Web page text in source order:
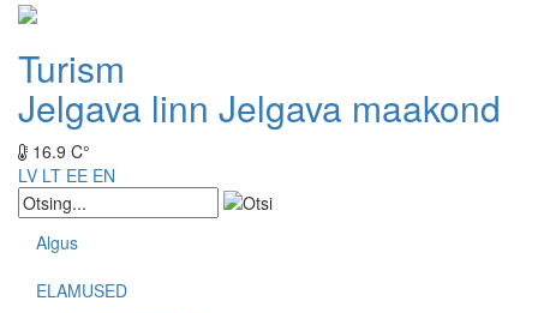
Turism
Jelgava linn Jelgava maakond
16.9 C°
LV LT EE EN
Algus
ELAMUSED